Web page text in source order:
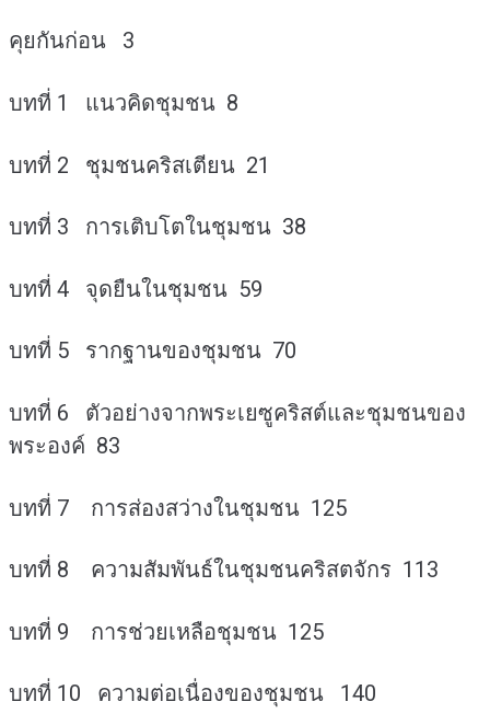
คุยกันก่อน 3
บทที่ 1 แนวคิดชุมชน 8
บทที่ 2 ชุมชนคริสเตียน 21
บทที่ 3 การเติบโตในชุมชน 38
บทที่ 4 จุดยืนในชุมชน 59
บทที่ 5 รากฐานของชุมชน 70
บทที่ 6 ตัวอย่างจากพระเยซูคริสต์และชุมชนของ
พระองค์ 83
บทที่ 7 การส่องสว่างในชุมชน 125
บทที่ 8 ความสัมพันธ์ในชุมชนคริสตจักร 113
บทที่ 9 การช่วยเหลือชุมชน 125
บทที่ 10 ความต่อเนื่องของชุมชน 140